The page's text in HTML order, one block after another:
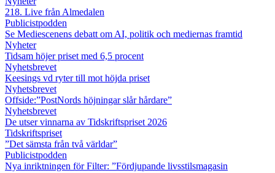
218. Live från Almedalen
Publicistpodden
Se Mediescenens debatt om AI, politik och mediernas framtid
Nyheter
Tidsam höjer priset med 6,5 procent
Nyhetsbrevet
Keesings vd ryter till mot höjda priset
Nyhetsbrevet
Offside:”PostNords höjningar slår hårdare”
Nyhetsbrevet
De utser vinnarna av Tidskriftspriset 2026
Tidskriftspriset
”Det sämsta från två världar”
Publicistpodden
Nya inriktningen för Filter: ”Fördjupande livsstilsmagasin